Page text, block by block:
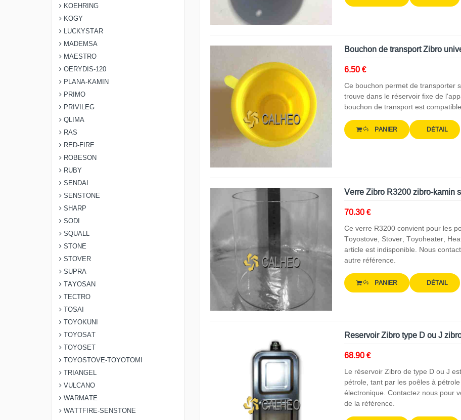
Bouchon de transport Zibro
6.50 €
Ce bouchon permet de transporter
trouve dans le réservoir fixe de
bouchon de transport est
PANIER DÉTAIL
Verre Zibro R3200 zibro-kamin
70.30 €
Ce verre R3200 convient pour les
Toyostove, Stover, Toyoheater,
article est indisponible. Nous
autre référence.
PANIER DÉTAIL
Reservoir Zibro type D ou J
68.90 €
Le réservoir Zibro de type D ou J
pétrole, tant par les poêles à
électronique. Contactez nous pour
de la référence.
KOEHRING
KOGY
LUCKYSTAR
MADEMSA
MAESTRO
OERYDIS-120
PLANA-KAMIN
PRIMO
PRIVILEG
QLIMA
RAS
RED-FIRE
ROBESON
RUBY
SENDAI
SENSTONE
SHARP
SODI
SQUALL
STONE
STOVER
SUPRA
TAYOSAN
TECTRO
TOSAI
TOYOKUNI
TOYOSAT
TOYOSET
TOYOSTOVE-TOYOTOMI
TRIANGEL
VULCANO
WARMATE
WATTFIRE-SENSTONE